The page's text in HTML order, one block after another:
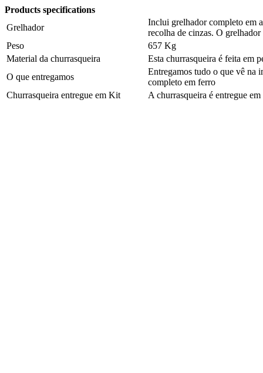
Products specifications
Grelhador
Inclui grelhador completo em
recolha de cinzas. O
Peso
657 Kg
Material da churrasqueira
Esta churrasqueira é feita em
O que entregamos
Entregamos tudo o que vê na
completo em ferro
Churrasqueira entregue em Kit
A churrasqueira é entregue